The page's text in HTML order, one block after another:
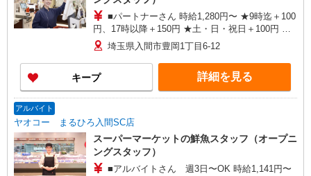
■パートナーさん 時給1,280円〜 ★9時迄＋100
円、17時以降＋150円 ★土・日・祝日＋100円 ★
賞与年2回あり ■アルバイトさん 週3日〜OK 時
給1,141円〜 ★9時迄・16時以降＋100円 ★日・祝
日＋150円
埼玉県入間市豊岡1丁目6-12
キープ 詳細を見る
アルバイト
ヤオコー まるひろ入間SC店
スーパーマーケットの鮮魚スタッフ（オープニ
ングスタッフ）
■アルバイトさん 週3日〜OK 時給1,141円〜